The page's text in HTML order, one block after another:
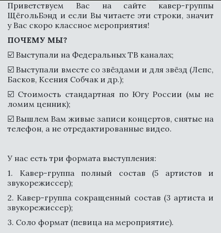
СВЯЗАТЬСЯ
Приветствуем Вас на сайте кавер-группы
ЩёгольБэнд и если Вы читаете эти строки, значит
у Вас скоро классное мероприятия!
ПОЧЕМУ МЫ?
☑️ Выступали на Федеральных ТВ каналах;
☑️ Выступали вместе со звёздами и для звёзд (Лепс,
Басков, Ксения Собчак и др.);
☑️ Стоимость стандартная по Югу России (мы не
ломим ценник);
☑️ Вышлем Вам живые записи концертов, снятые на
телефон, а не отредактированные видео.
У нас есть три формата выступления:
1. Кавер-группа полный состав (5 артистов и
звукорежиссер);
2. Кавер-группа сокращенный состав (3 артиста и
звукорежиссер);
3. Соло формат (певица на мероприятие).